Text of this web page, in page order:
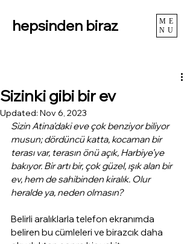
hepsinden biraz
ME
NU
Sizinki gibi bir ev
Updated: Nov 6, 2023
Sizin Atina'daki eve çok benziyor biliyor
musun; dördüncü katta, kocaman bir
terası var, terasın önü açık, Harbiye’ye
bakıyor. Bir artı bir, çok güzel, ışık alan bir
ev, hem de sahibinden kiralık. Olur
heralde ya, neden olmasın?
Belirli aralıklarla telefon ekranımda
beliren bu cümleleri ve birazcık daha